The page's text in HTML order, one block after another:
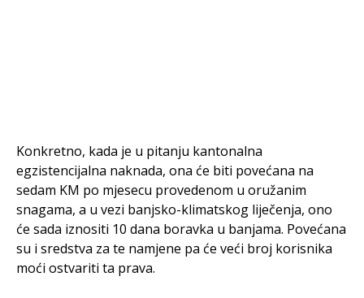
Konkretno, kada je u pitanju kantonalna
egzistencijalna naknada, ona će biti povećana na
sedam KM po mjesecu provedenom u oružanim
snagama, a u vezi banjsko-klimatskog liječenja, ono
će sada iznositi 10 dana boravka u banjama. Povećana
su i sredstva za te namjene pa će veći broj korisnika
moći ostvariti ta prava.